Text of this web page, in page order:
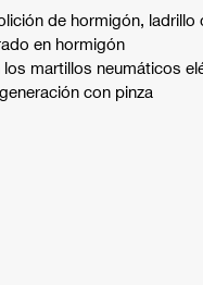
de hormigón, ladrillo
en hormigón
los martillos neumáticos
con pinza